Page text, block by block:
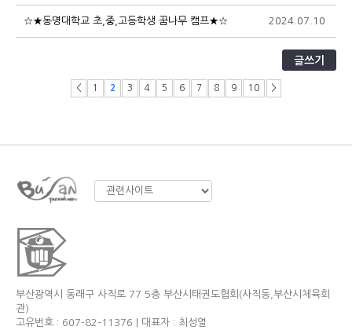
☆★동명대학교 초,중,고등학생 꿈나무 캠프★☆ 2024.07.10
글쓰기
< 1 2 3 4 5 6 7 8 9 10 >
부산광역시 동래구 사직로 77 5층 부산시태권도협회(사직동,부산시체육회
관)
고유번호 : 607-82-11376 | 대표자 : 최성열